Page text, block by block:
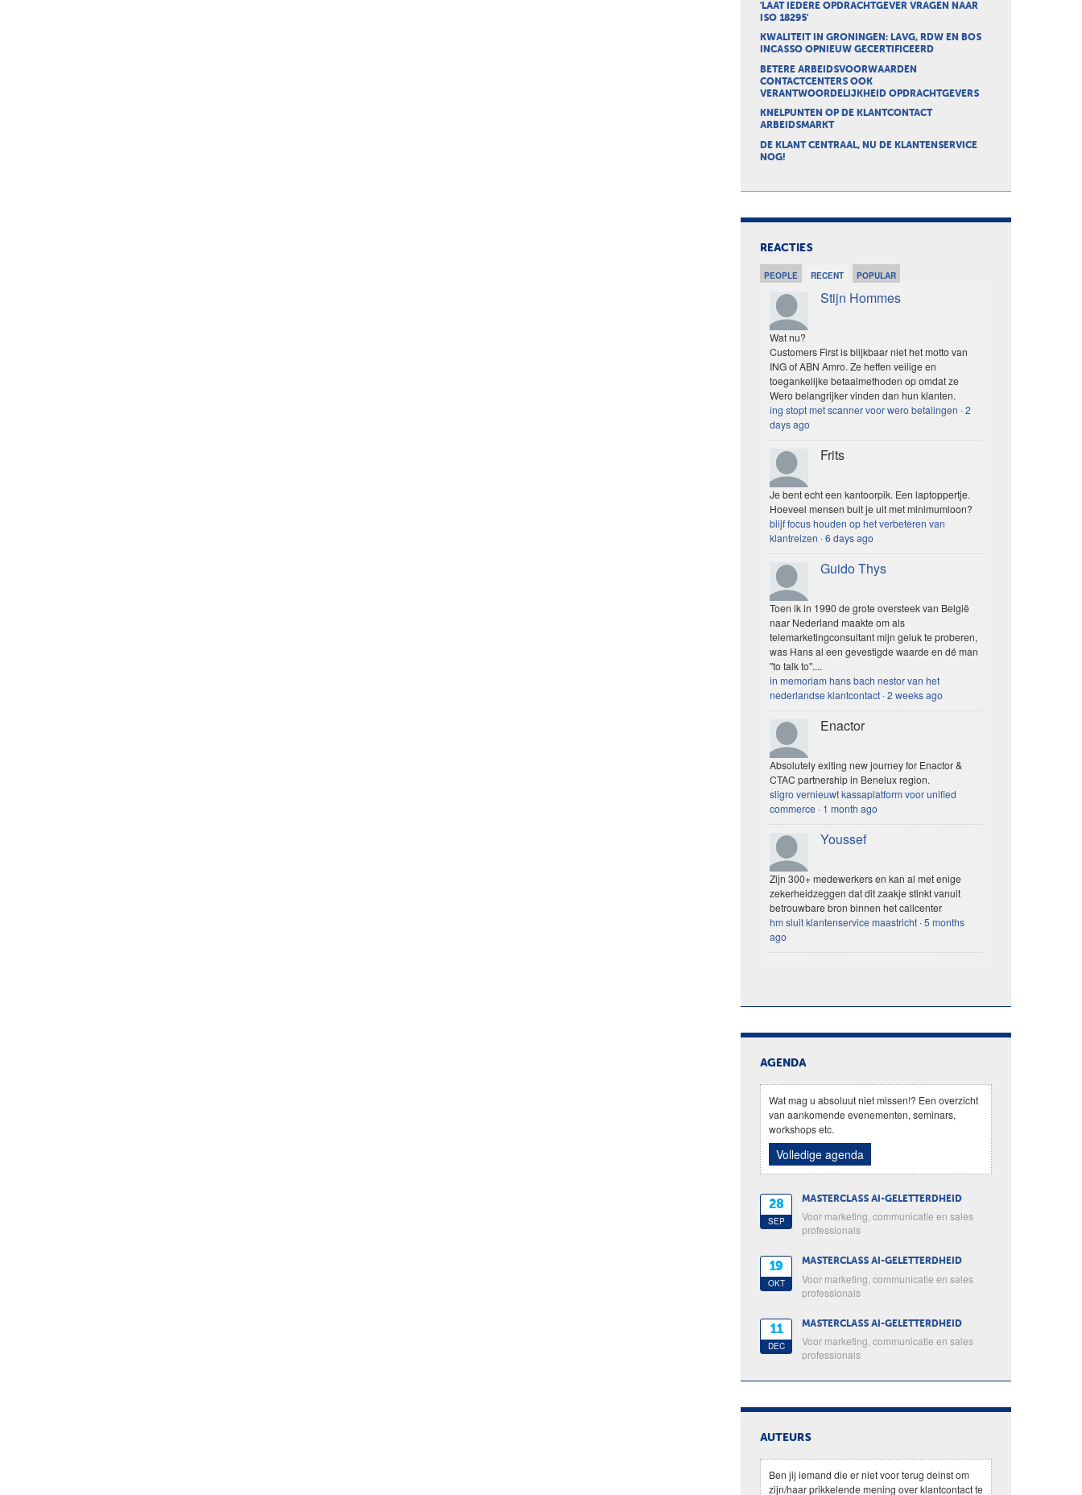
'LAAT IEDERE OPDRACHTGEVER VRAGEN NAAR
ISO 18295'
KWALITEIT IN GRONINGEN: LAVG, RDW EN BOS
INCASSO OPNIEUW GECERTIFICEERD
BETERE ARBEIDSVOORWAARDEN
CONTACTCENTERS OOK
VERANTWOORDELIJKHEID OPDRACHTGEVERS
KNELPUNTEN OP DE KLANTCONTACT
ARBEIDSMARKT
DE KLANT CENTRAAL, NU DE KLANTENSERVICE
NOG!
REACTIES
PEOPLE RECENT POPULAR
Stijn Hommes
Wat nu?
Customers First is blijkbaar niet het motto van
ING of ABN Amro. Ze heffen veilige en
toegankelijke betaalmethoden op omdat ze
Wero belangrijker vinden dan hun klanten.
ing stopt met scanner voor wero betalingen ·2
days ago
Frits
Je bent echt een kantoorpik. Een laptoppertje.
Hoeveel mensen buit je uit met minimumloon?
blijf focus houden op het verbeteren van
klantreizen ·6 days ago
Guido Thys
Toen ik in 1990 de grote oversteek van België
naar Nederland maakte om als
telemarketingconsultant mijn geluk te proberen,
was Hans al een gevestigde waarde en dé man
"to talk to"....
in memoriam hans bach nestor van het
nederlandse klantcontact ·2 weeks ago
Enactor
Absolutely exiting new journey for Enactor &
CTAC partnership in Benelux region.
sligro vernieuwt kassaplatform voor unified
commerce · 1 month ago
Youssef
Zijn 300+ medewerkers en kan al met enige
zekerheidzeggen dat dit zaakje stinkt vanuit
betrouwbare bron binnen het callcenter
hm sluit klantenservice maastricht ·5 months
ago
AGENDA
Wat mag u absoluut niet missen!? Een overzicht
van aankomende evenementen, seminars,
workshops etc.
Volledige agenda
28
SEP
MASTERCLASS AI-GELETTERDHEID
Voor marketing, communicatie en sales
professionals
19
OKT
MASTERCLASS AI-GELETTERDHEID
Voor marketing, communicatie en sales
professionals
11
DEC
MASTERCLASS AI-GELETTERDHEID
Voor marketing, communicatie en sales
professionals
AUTEURS
Ben jij iemand die er niet voor terug deinst om
zijn/haar prikkelende mening over klantcontact te